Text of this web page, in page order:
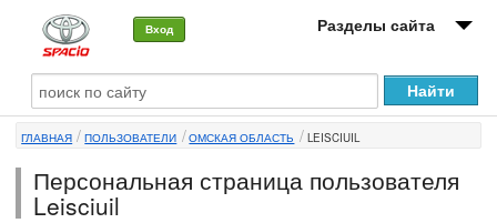
Вход Разделы сайта
О машине
Автоклуб
Форумы
ГЛАВНАЯ ПОЛЬЗОВАТЕЛИ ОМСКАЯ ОБЛАСТЬ LEISCIUIL
Персональная страница пользователя
Leisciuil